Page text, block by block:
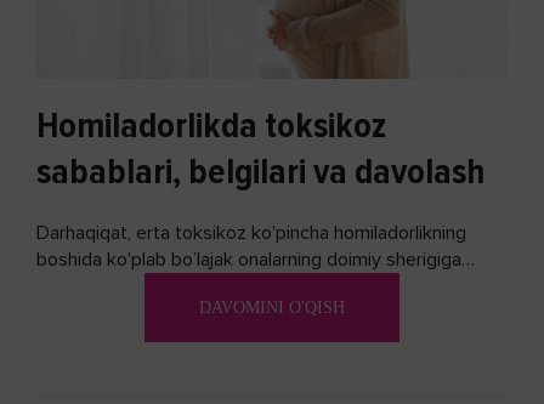
Homiladorlikda toksikoz
sabablari, belgilari va davolash
Darhaqiqat, erta toksikoz ko'pincha homiladorlikning
boshida ko'plab bo’lajak onalarning doimiy sherigiga
biron bir usuli bormi?DAVOMINI O'QISH